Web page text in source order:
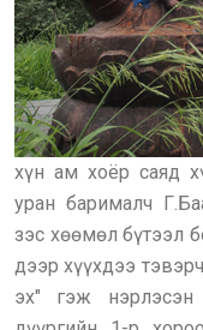
хүн ам хоёр саяд
уран барималч
зэс хөөмөл бүтээл
дээр хүүхдээ
эх" гэж